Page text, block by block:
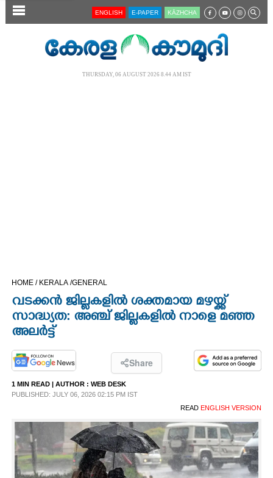
SECTIONS
CINEMA
OPINION
PHOTOS
LIFESTYLE
SPIRITUAL
INFO+
ENGLISH E-PAPER KĀZHCHA
THURSDAY, 06 AUGUST 2026 8.44 AM IST
HOME / KERALA /GENERAL
വടക്കൻ ജില്ലകളിൽ ശക്തമായ മഴയ്ക്ക്
സാദ്ധ്യത: അഞ്ച് ജില്ലകളിൽ നാളെ മഞ്ഞ
അലർട്ട്
Share
1 MIN READ | AUTHOR : WEB DESK
PUBLISHED: JULY 06, 2026 02:15 PM IST
READ ENGLISH VERSION